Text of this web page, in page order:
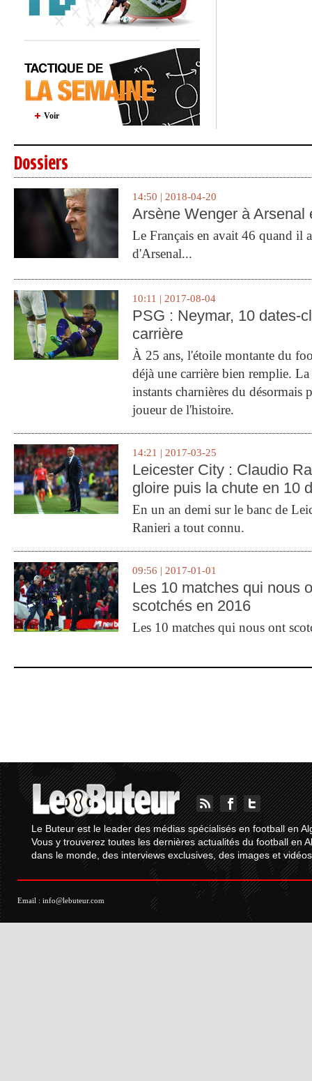
Voir
Dossiers
14:50 | 2018-04-20
Arsène Wenger à Arsenal
Le Français en avait 46 quand il
d'Arsenal...
10:11 | 2017-08-04
PSG : Neymar, 10 dates-
carrière
À 25 ans, l'étoile montante du
déjà une carrière bien remplie.
instants charnières du désormais
joueur de l'histoire.
14:21 | 2017-03-25
Leicester City : Claudio
gloire puis la chute en 10
En un an demi sur le banc de
Ranieri a tout connu.
09:56 | 2017-01-01
Les 10 matches qui nous
scotchés en 2016
Les 10 matches qui nous ont
Le Buteur est le leader des médias spécialisés en football en
Vous y trouverez toutes les dernières actualités du football en
dans le monde, des interviews exclusives, des images et
Email : info@lebuteur.com